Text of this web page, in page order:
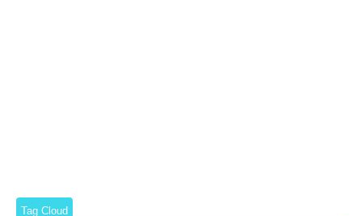
Tag Cloud